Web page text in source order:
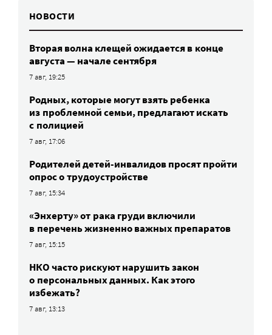
НОВОСТИ
Вторая волна клещей ожидается в конце
августа — начале сентября
7 авг, 19:25
Родных, которые могут взять ребенка
из проблемной семьи, предлагают искать
с полицией
7 авг, 17:06
Родителей детей-инвалидов просят пройти
опрос о трудоустройстве
7 авг, 15:34
«Энхерту» от рака груди включили
в перечень жизненно важных препаратов
7 авг, 15:15
НКО часто рискуют нарушить закон
о персональных данных. Как этого
избежать?
7 авг, 13:13